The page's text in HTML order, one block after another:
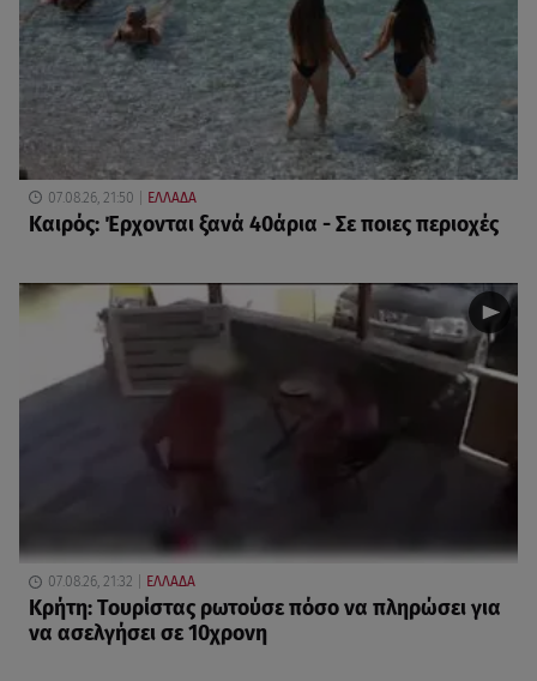
07.08.26, 21:50 ΕΛΛΑΔΑ
Καιρός: Έρχονται ξανά 40άρια - Σε ποιες περιοχές
07.08.26, 21:32 ΕΛΛΑΔΑ
Κρήτη: Τουρίστας ρωτούσε πόσο να πληρώσει για
να ασελγήσει σε 10χρονη